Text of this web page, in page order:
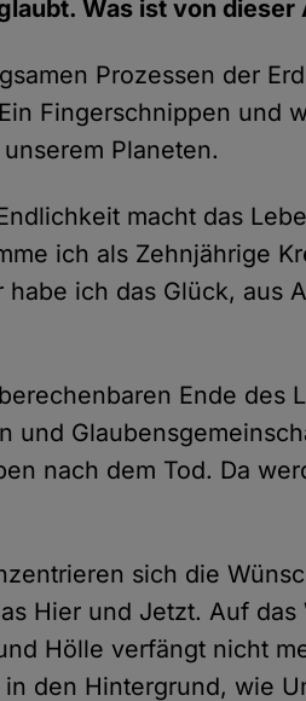
Was ist von dieser
Prozessen der
Fingerschnippen und
Planeten.
macht das
ich als Zehnjährige
ich das Glück, aus
Ende des
und
nach dem Tod. Da
sich die
Hier und Jetzt. Auf
Hölle verfängt nicht
den Hintergrund, wie